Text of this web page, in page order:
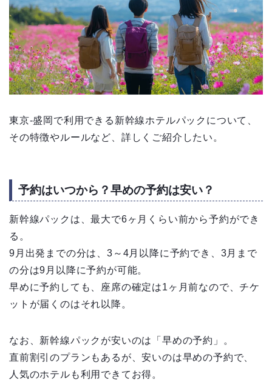
東京-盛岡で利用できる新幹線ホテルパックについて、
その特徴やルールなど、詳しくご紹介したい。
予約はいつから？早めの予約は安い？
新幹線パックは、最大で6ヶ月くらい前から予約ができ
る。
9月出発までの分は、3～4月以降に予約でき、3月まで
の分は9月以降に予約が可能。
早めに予約しても、座席の確定は1ヶ月前なので、チケ
ットが届くのはそれ以降。
なお、新幹線パックが安いのは「早めの予約」。
直前割引のプランもあるが、安いのは早めの予約で、
人気のホテルも利用できてお得。